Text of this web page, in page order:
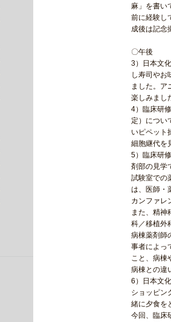
麻」を書い
前に経験し
成後は記念
〇午後
3）日本文
し寿司やお
ました。ア
楽しみまし
4）臨床研
定）につい
いピペット
細胞継代を
5）臨床研
剤部の見学
試験室での
は、医師・
カンファレ
また、精神
科／移植外
病棟薬剤師
事者によっ
こと、病棟
病棟との違
6）日本文
ショッピン
緒に夕食を
今回、臨床